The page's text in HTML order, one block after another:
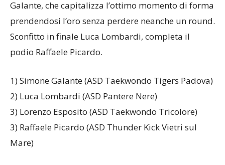
Galante, che capitalizza l’ottimo momento di forma
prendendosi l’oro senza perdere neanche un round.
Sconfitto in finale Luca Lombardi, completa il
podio Raffaele Picardo.
1) Simone Galante (ASD Taekwondo Tigers Padova)
2) Luca Lombardi (ASD Pantere Nere)
3) Lorenzo Esposito (ASD Taekwondo Tricolore)
3) Raffaele Picardo (ASD Thunder Kick Vietri sul
Mare)